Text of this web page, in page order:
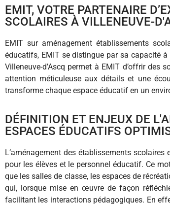
EMIT, VOTRE PARTENAIRE
SCOLAIRES À VILLENEUVE-
EMIT sur aménagement établissements
éducatifs, EMIT se distingue par sa capacité
Villeneuve-d’Ascq permet à EMIT d’offrir
attention méticuleuse aux détails et une
transforme chaque espace éducatif en un
DÉFINITION ET ENJEUX DE
ESPACES ÉDUCATIFS
L’aménagement des établissements
pour les élèves et le personnel éducatif. Ce
que les salles de classe, les espaces de
qui, lorsque mise en œuvre de façon
facilitant les interactions pédagogiques. En